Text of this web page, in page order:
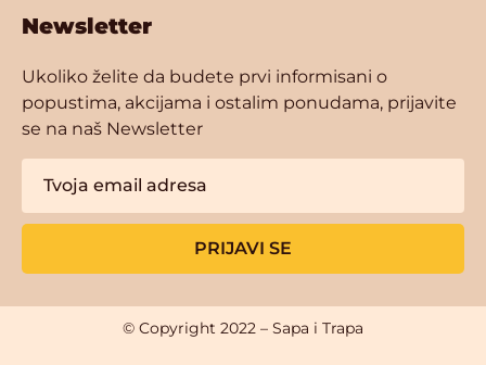
Newsletter
Ukoliko želite da budete prvi informisani o
popustima, akcijama i ostalim ponudama, prijavite
se na naš Newsletter
PRIJAVI SE
© Copyright 2022 – Sapa i Trapa